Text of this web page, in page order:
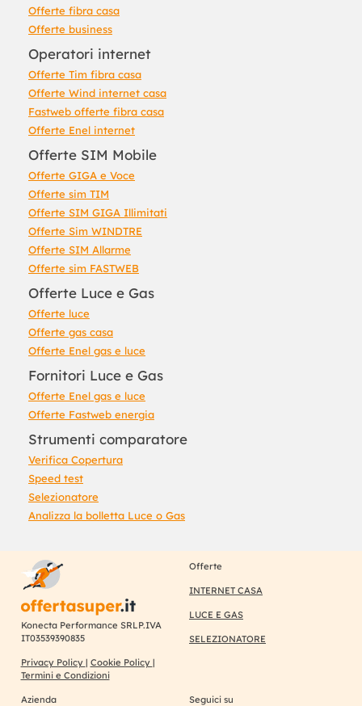
Offerte fibra casa
Offerte business
Operatori internet
Offerte Tim fibra casa
Offerte Wind internet casa
Fastweb offerte fibra casa
Offerte Enel internet
Offerte SIM Mobile
Offerte GIGA e Voce
Offerte sim TIM
Offerte SIM GIGA Illimitati
Offerte Sim WINDTRE
Offerte SIM Allarme
Offerte sim FASTWEB
Offerte Luce e Gas
Offerte luce
Offerte gas casa
Offerte Enel gas e luce
Fornitori Luce e Gas
Offerte Enel gas e luce
Offerte Fastweb energia
Strumenti comparatore
Verifica Copertura
Speed test
Selezionatore
Analizza la bolletta Luce o Gas
Konecta Performance SRLP.IVA
IT03539390835
Privacy Policy | Cookie Policy |
Termini e Condizioni
Offerte
INTERNET CASA
LUCE E GAS
SELEZIONATORE
Azienda Seguici su